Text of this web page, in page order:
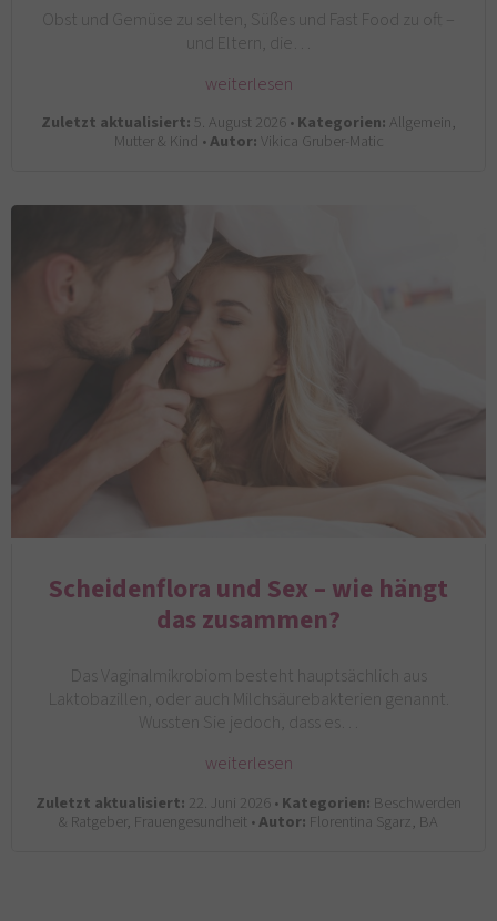
Obst und Gemüse zu selten, Süßes und Fast Food zu oft –
und Eltern, die…
weiterlesen
Zuletzt aktualisiert: 5. August 2026 •Kategorien: Allgemein,
Mutter & Kind •Autor:Vikica Gruber-Matic
Scheidenflora und Sex – wie hängt
das zusammen?
Das Vaginalmikrobiom besteht hauptsächlich aus
Laktobazillen, oder auch Milchsäurebakterien genannt.
Wussten Sie jedoch, dass es…
weiterlesen
Zuletzt aktualisiert: 22. Juni 2026 •Kategorien: Beschwerden
& Ratgeber, Frauengesundheit •Autor: Florentina Sgarz, BA